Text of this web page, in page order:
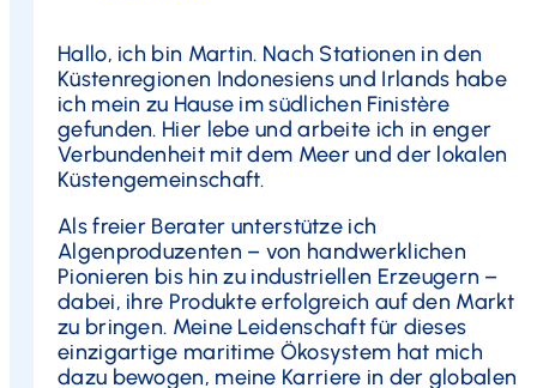
Hallo, ich bin Martin. Nach Stationen in den
Küstenregionen Indonesiens und Irlands habe
ich mein zu Hause im südlichen Finistère
gefunden. Hier lebe und arbeite ich in enger
Verbundenheit mit dem Meer und der lokalen
Küstengemeinschaft.
Als freier Berater unterstütze ich
Algenproduzenten – von handwerklichen
Pionieren bis hin zu industriellen Erzeugern –
dabei, ihre Produkte erfolgreich auf den Markt
zu bringen. Meine Leidenschaft für dieses
einzigartige maritime Ökosystem hat mich
dazu bewogen, meine Karriere in der globalen